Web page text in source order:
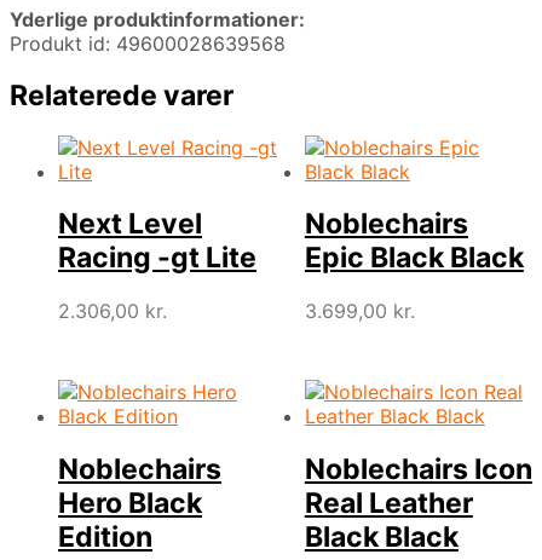
Yderlige produktinformationer:
Produkt id: 49600028639568
Relaterede varer
Next Level
Racing -gt Lite
2.306,00 kr.
Noblechairs
Epic Black Black
3.699,00 kr.
Noblechairs
Hero Black
Edition
Noblechairs Icon
Real Leather
Black Black